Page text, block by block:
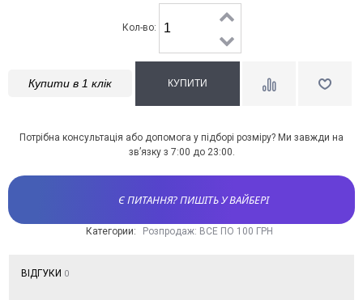
Кол-во:
Купити в 1 клік
Потрібна консультація або допомога у підборі розміру? Ми завжди на
зв’язку з 7:00 до 23:00.
Є ПИТАННЯ? ПИШІТЬ У ВАЙБЕРІ
Категории: Розпродаж: ВСЕ ПО 100 ГРН
ВІДГУКИ 0